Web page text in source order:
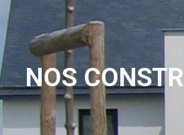
NOS